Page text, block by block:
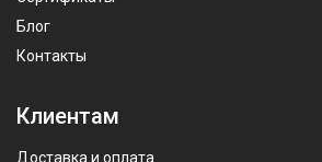
Блог
Контакты
Клиентам
Доставка и оплата